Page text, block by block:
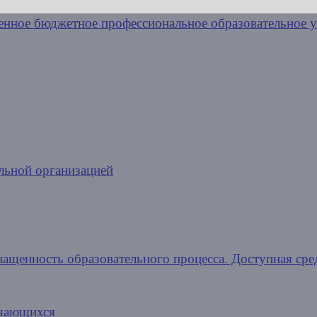
организацией
образовательного процесса. Доступная